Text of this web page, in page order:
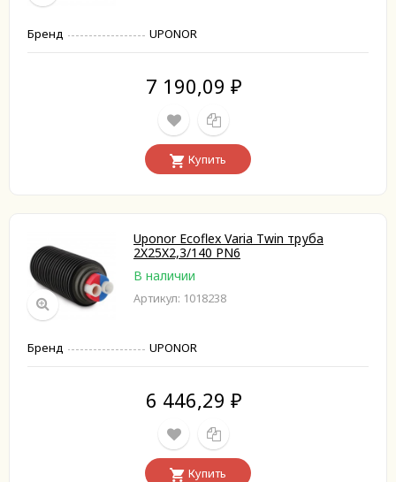
Бренд UPONOR
7 190,09 ₽
Купить
Uponor Ecoflex Varia Twin труба
2X25X2,3/140 PN6
В наличии
Артикул: 1018238
Бренд UPONOR
6 446,29 ₽
Купить